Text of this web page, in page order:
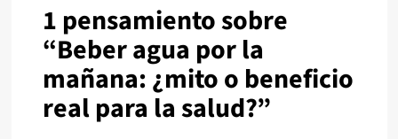
1 pensamiento sobre
“Beber agua por la
mañana: ¿mito o beneficio
real para la salud?”